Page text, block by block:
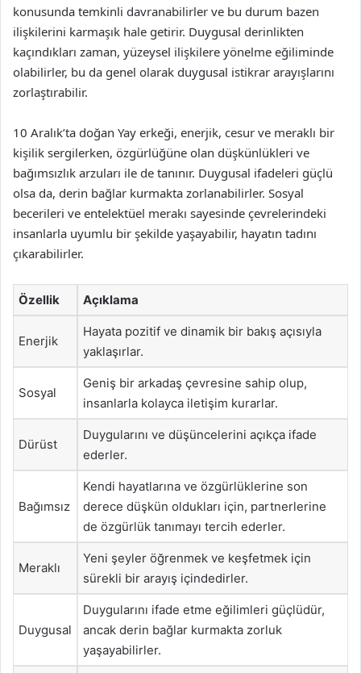
konusunda temkinli davranabilirler ve bu durum bazen
ilişkilerini karmaşık hale getirir. Duygusal derinlikten
kaçındıkları zaman, yüzeysel ilişkilere yönelme eğiliminde
olabilirler, bu da genel olarak duygusal istikrar arayışlarını
zorlaştırabilir.
10 Aralık’ta doğan Yay erkeği, enerjik, cesur ve meraklı bir
kişilik sergilerken, özgürlüğüne olan düşkünlükleri ve
bağımsızlık arzuları ile de tanınır. Duygusal ifadeleri güçlü
olsa da, derin bağlar kurmakta zorlanabilirler. Sosyal
becerileri ve entelektüel merakı sayesinde çevrelerindeki
insanlarla uyumlu bir şekilde yaşayabilir, hayatın tadını
çıkarabilirler.
Özellik Açıklama
Enerjik
Hayata pozitif ve dinamik bir bakış açısıyla
yaklaşırlar.
Sosyal
Geniş bir arkadaş çevresine sahip olup,
insanlarla kolayca iletişim kurarlar.
Dürüst
Duygularını ve düşüncelerini açıkça ifade
ederler.
Bağımsız
Kendi hayatlarına ve özgürlüklerine son
derece düşkün oldukları için, partnerlerine
de özgürlük tanımayı tercih ederler.
Meraklı
Yeni şeyler öğrenmek ve keşfetmek için
sürekli bir arayış içindedirler.
Duygusal
Duygularını ifade etme eğilimleri güçlüdür,
ancak derin bağlar kurmakta zorluk
yaşayabilirler.